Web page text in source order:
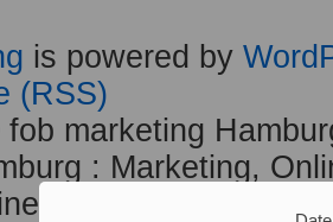
is powered by
(RSS)
marketing
: Marketing,
/ SEO